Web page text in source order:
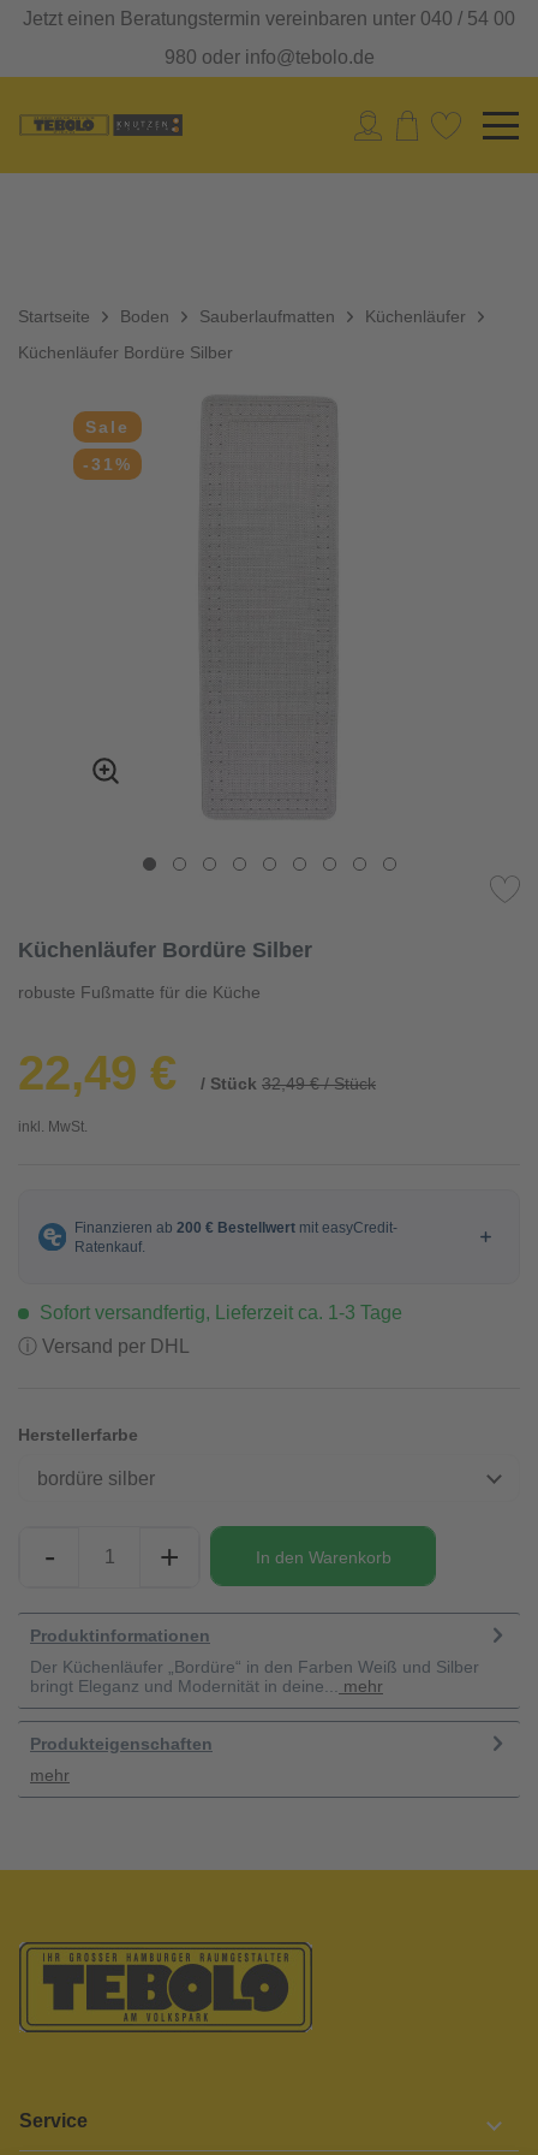
Jetzt einen Beratungstermin vereinbaren unter 040 / 54 00
980 oder info@tebolo.de
Startseite Boden Sauberlaufmatten
Küchenläufer
Küchenläufer Bordüre Silber
Sale
-31%
Küchenläufer Bordüre Silber
robuste Fußmatte für die Küche
22,49 € / Stück 32,49 € / Stück
inkl. MwSt.
Sofort versandfertig, Lieferzeit ca. 1-3 Tage
ⓘ Versand per DHL
Herstellerfarbe
bordüre silber
- + In den Warenkorb
Produktinformationen
Der Küchenläufer „Bordüre“ in den Farben Weiß und Silber
bringt Eleganz und Modernität in deine...
mehr
Produkteigenschaften
mehr
Service